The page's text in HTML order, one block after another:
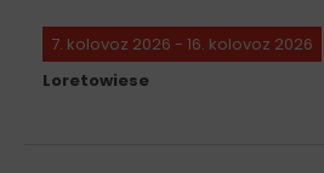
7. kolovoz 2026 - 16. kolovoz 2026
Loretowiese